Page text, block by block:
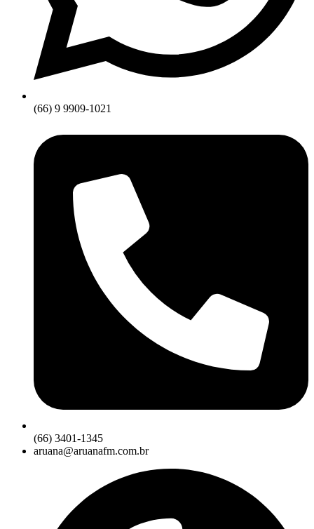
(66) 9 9909-1021
(66) 3401-1345
aruana@aruanafm.com.br